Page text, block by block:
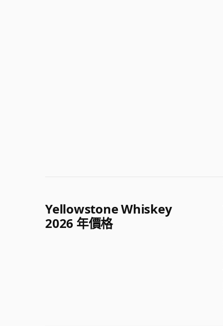
Yellowstone Whiskey
2026 年價格